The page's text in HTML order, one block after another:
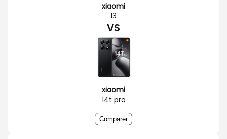
xiaomi
13
VS
xiaomi
14t pro
Comparer